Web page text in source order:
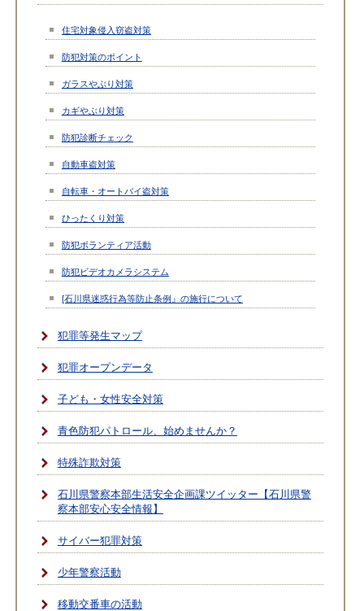
住宅対象侵入窃盗対策
防犯対策のポイント
ガラスやぶり対策
カギやぶり対策
防犯診断チェック
自動車盗対策
自転車・オートバイ盗対策
ひったくり対策
防犯ボランティア活動
防犯ビデオカメラシステム
[石川県迷惑行為等防止条例』の施行について
犯罪等発生マップ
犯罪オープンデータ
子ども・女性安全対策
青色防犯パトロール、始めませんか？
特殊詐欺対策
石川県警察本部生活安全企画課ツイッター【石川県警
察本部安心安全情報】
サイバー犯罪対策
少年警察活動
移動交番車の活動